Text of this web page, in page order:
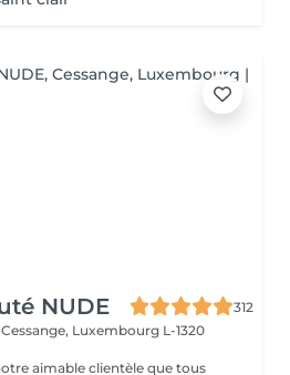
NUDE
312
Cessange, Luxembourg L-1320
aimable clientèle que tous